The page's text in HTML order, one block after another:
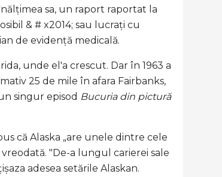
sa, un raport raportat la
& # x2014; sau lucrați cu
de evidență medicală.
unde el'a crescut. Dar în 1963 a
25 de mile în afara Fairbanks,
singur episod Bucuria din pictură
că Alaska „are unele dintre cele
"De-a lungul carierei sale
adesea setările Alaskan.